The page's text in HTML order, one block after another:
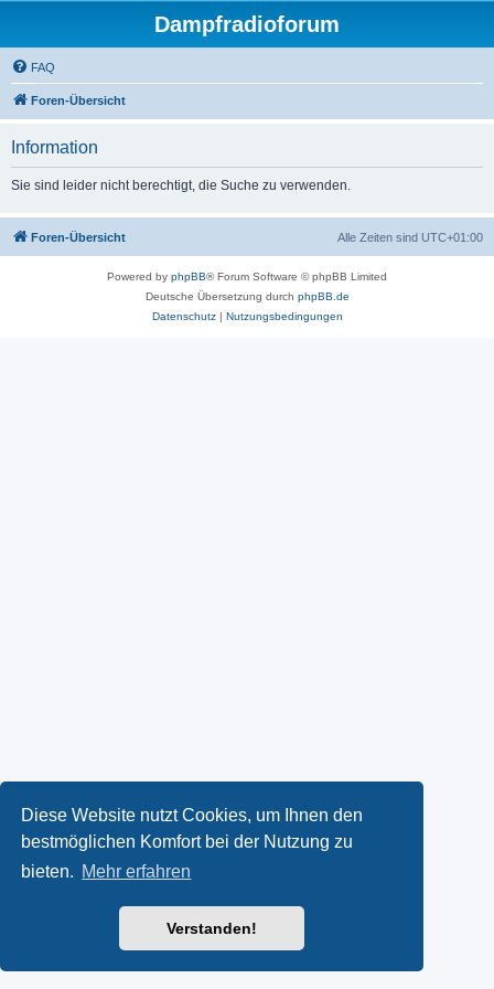
Diese Website nutzt Cookies, um Ihnen den
bestmöglichen Komfort bei der Nutzung zu
bieten. Mehr erfahren
Verstanden!
Dampfradioforum
FAQ
Foren-Übersicht
Information
Sie sind leider nicht berechtigt, die Suche zu verwenden.
Foren-Übersicht Alle Zeiten sind UTC+01:00
Powered by phpBB® Forum Software © phpBB Limited
Deutsche Übersetzung durch phpBB.de
Datenschutz| Nutzungsbedingungen